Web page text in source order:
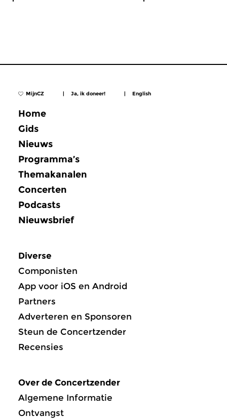
MijnCZ | Ja, ik doneer! | English
Home
Gids
Nieuws
Programma’s
Themakanalen
Concerten
Podcasts
Nieuwsbrief
Diverse
Componisten
App voor iOS en Android
Partners
Adverteren en Sponsoren
Steun de Concertzender
Recensies
Over de Concertzender
Algemene Informatie
Ontvangst